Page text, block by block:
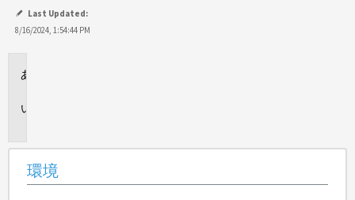
Last Updated:
8/16/2024, 1:54:44 PM
環境